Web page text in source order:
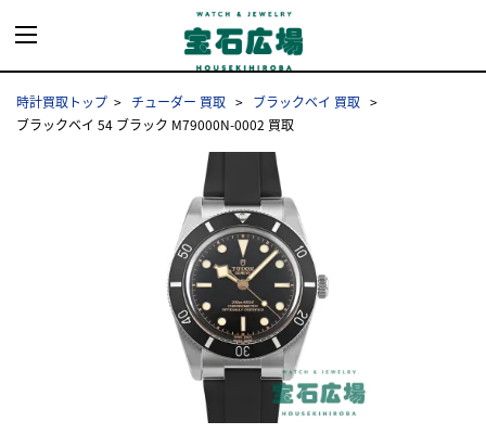
時計買取トップ チューダー 買取
ブラックベイ 買取
ブラックベイ 54 ブラック M79000N-0002 買取